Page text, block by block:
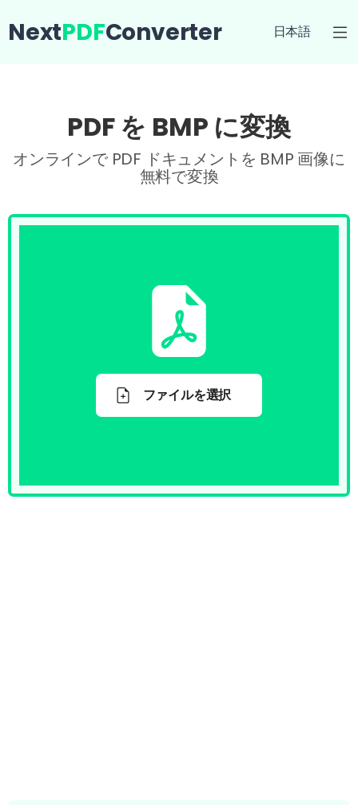
NextPDFConverter 日本語
PDF を BMP に変換
オンラインで PDF ドキュメントを BMP 画像に
無料で変換
ファイルを選択